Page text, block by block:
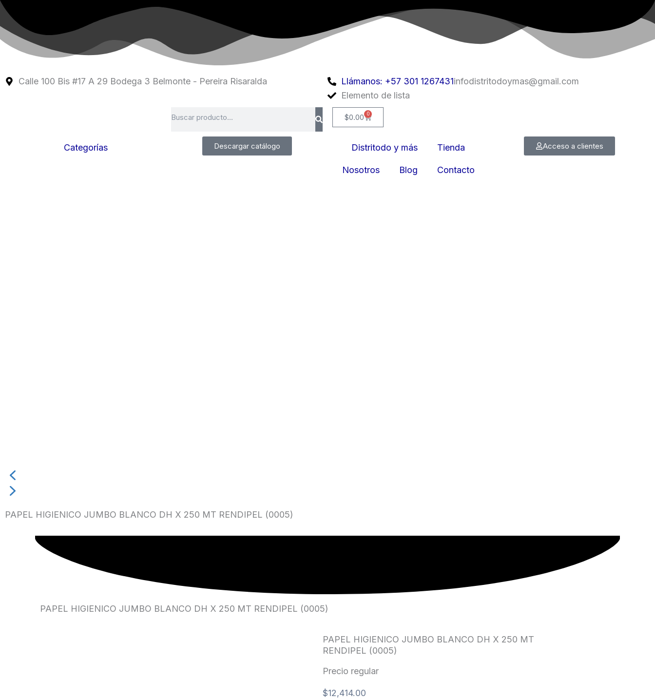
Ir
contenido
Calle 100 Bis #17 A 29 Bodega 3 Belmonte - Pereira Risaralda Llámanos: +57 301 1267431infodistritodoymas@gmail.com
Elemento de lista
$0.00 0
Cart
Categorías Descargar catálogo Distritodo y más Tienda
Nosotros Blog Contacto
Acceso a clientes
PAPEL HIGIENICO JUMBO BLANCO DH X 250 MT RENDIPEL (0005)
PAPEL HIGIENICO JUMBO BLANCO DH X 250 MT RENDIPEL (0005)
PAPEL HIGIENICO JUMBO BLANCO DH X 250 MT
RENDIPEL (0005)
Precio regular
$12,414.00